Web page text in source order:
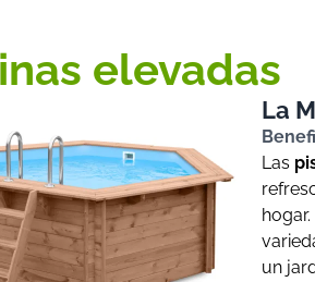
elevadas
La
Las
un